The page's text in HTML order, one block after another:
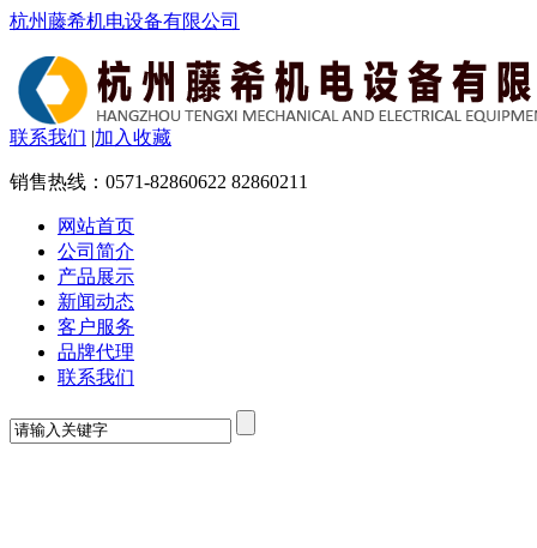
杭州藤希机电设备有限公司
联系我们 |加入收藏
销售热线： 0571-82860622 82860211
网站首页
公司简介
产品展示
新闻动态
客户服务
品牌代理
联系我们